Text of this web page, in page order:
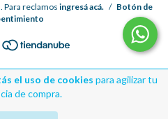
el uso de cookies para agilizar tu
de compra.
Para reclamos ingresá acá. / Botón de